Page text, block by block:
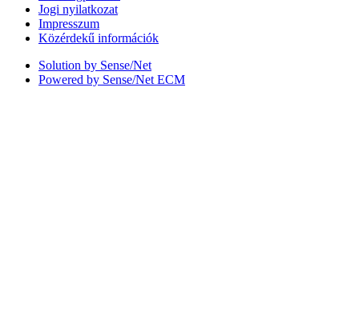
Jogi nyilatkozat
Impresszum
Közérdekű információk
Solution by Sense/Net
Powered by Sense/Net ECM